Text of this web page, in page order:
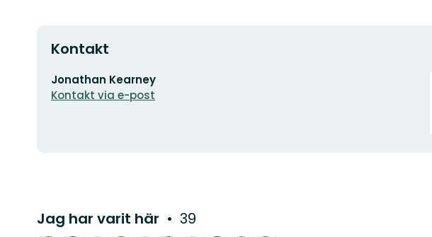
Kontakt
E-
postadress
Jonathan Kearney
Kontakt via e-post
Jag har varit här 39